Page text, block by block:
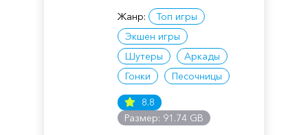
Жанр:
Топ игры
Экшен игры
Шутеры
Аркады
Гонки
Песочницы
8.8
Размер: 91.74 GB